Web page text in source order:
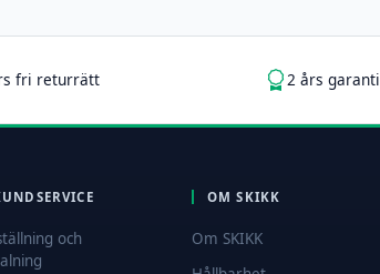
fri returrätt 2 års garanti
och
OM SKIKK
Om SKIKK